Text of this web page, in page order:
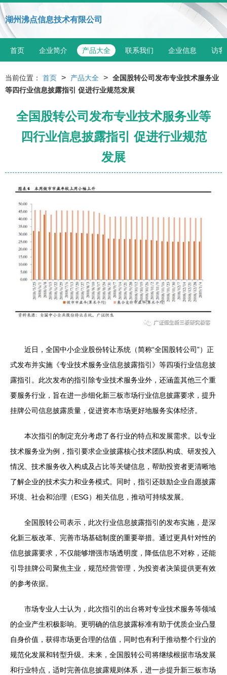
湖州沸点信息技术有限公司
首页 企业简介 产品大全 联系我们 企业信息 访客
当前位置： 首页 > 产品大全 > 全国股转公司发布专业技术服务业
等四行业信息披露指引 促进行业规范发展
全国股转公司发布专业技术服务业等
四行业信息披露指引 促进行业规范
发展
近日，全国中小企业股份转让系统（简称“全国股转公司”）正
式发布并实施《专业技术服务业信息披露指引》等四项行业信息披
露指引。此次发布的指引除专业技术服务业外，还涵盖其他三个重
要服务行业，旨在进一步细化新三板市场行业信息披露要求，提升
挂牌公司信息披露质量，促进资本市场更好地服务实体经济。
本次指引的制定充分考虑了各行业的特点和发展需求。以专业
技术服务业为例，指引要求企业披露核心技术团队构成、研发投入
情况、技术服务收入构成及占比等关键信息，帮助投资者更清晰地
了解企业的技术实力和业务模式。同时，指引还鼓励企业自愿披露
环境、社会和治理（ESG）相关信息，推动可持续发展。
全国股转公司表示，此次行业信息披露指引的发布实施，是深
化新三板改革、完善市场基础制度的重要举措。通过更具针对性的
信息披露要求，不仅能够增强市场透明度，降低信息不对称，还能
引导挂牌公司聚焦主业，规范经营管理，为投资者决策提供更有效
的参考依据。
市场专业人士认为，此次指引的出台将对专业技术服务等领域
的企业产生积极影响。更明确的信息披露标准有助于优质企业凸显
自身价值，获得市场更合理的估值，同时也有利于推动整个行业的
规范化发展和转型升级。未来，全国股转公司将继续根据市场发展
和行业特点，适时完善信息披露规则体系，进一步提升新三板市场